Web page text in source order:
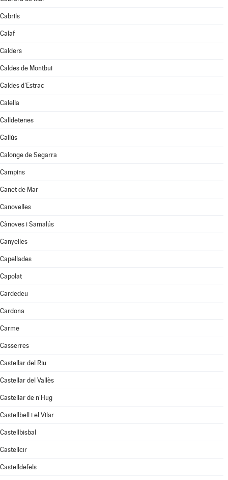
Cabrils
Calaf
Calders
Caldes de Montbui
Caldes d'Estrac
Calella
Calldetenes
Callús
Calonge de Segarra
Campins
Canet de Mar
Canovelles
Cànoves i Samalús
Canyelles
Capellades
Capolat
Cardedeu
Cardona
Carme
Casserres
Castellar del Riu
Castellar del Vallès
Castellar de n'Hug
Castellbell i el Vilar
Castellbisbal
Castellcir
Castelldefels